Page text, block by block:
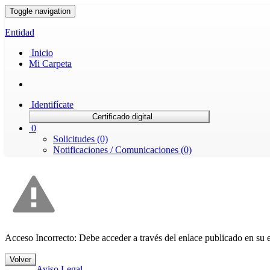
Toggle navigation
Entidad
Inicio
Mi Carpeta
Identifícate
Certificado digital
0
Solicitudes (0)
Notificaciones / Comunicaciones (0)
Acceso Incorrecto: Debe acceder a través del enlace publicado en su
Volver